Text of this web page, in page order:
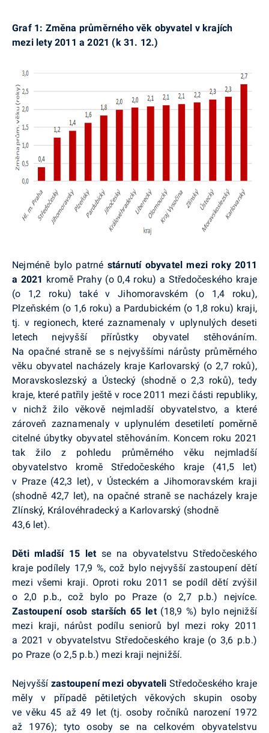
Graf 1: Změna průměrného věk obyvatel v krajích
mezi lety 2011 a 2021 (k 31. 12.)
Nejméně bylo patrné stárnutí obyvatel mezi roky 2011
a 2021 kromě Prahy (o 0,4 roku) a Středočeského kraje
(o 1,2 roku) také v Jihomoravském (o 1,4 roku),
Plzeňském (o 1,6 roku) a Pardubickém (o 1,8 roku) kraji,
tj. v regionech, které zaznamenaly v uplynulých deseti
letech nejvyšší přírůstky obyvatel stěhováním.
Na opačné straně se s nejvyššími nárůsty průměrného
věku obyvatel nacházely kraje Karlovarský (o 2,7 roků),
Moravskoslezský a Ústecký (shodně o 2,3 roků), tedy
kraje, které patřily ještě v roce 2011 mezi části republiky,
v nichž žilo věkově nejmladší obyvatelstvo, a které
zároveň zaznamenaly v uplynulém desetiletí poměrně
citelné úbytky obyvatel stěhováním. Koncem roku 2021
tak žilo z pohledu průměrného věku nejmladší
obyvatelstvo kromě Středočeského kraje (41,5 let)
v Praze (42,3 let), v Ústeckém a Jihomoravském kraji
(shodně 42,7 let), na opačné straně se nacházely kraje
Zlínský, Královéhradecký a Karlovarský (shodně
43,6 let).
Děti mladší 15 let se na obyvatelstvu Středočeského
kraje podílely 17,9 %, což bylo nejvyšší zastoupení dětí
mezi všemi kraji. Oproti roku 2011 se podíl dětí zvýšil
o 2,0 p.b., což bylo po Praze (o 2,7 p.b.) nejvíce.
Zastoupení osob starších 65 let(18,9 %) bylo nejnižší
mezi kraji, nárůst podílu seniorů byl mezi roky 2011
a 2021 v obyvatelstvu Středočeského kraje (o 3,6 p.b.)
po Praze (o 2,5 p.b.) mezi kraji nejnižší.
Nejvyššízastoupení mezi obyvateli Středočeského kraje
měly v případě pětiletých věkových skupin osoby
ve věku 45 až 49 let (tj. osoby ročníků narození 1972
až 1976); tyto osoby se na celkovém obyvatelstvu